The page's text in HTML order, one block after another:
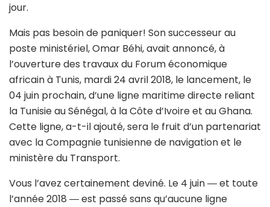
jour.
Mais pas besoin de paniquer! Son successeur au
poste ministériel, Omar Béhi, avait annoncé, à
l’ouverture des travaux du Forum économique
africain à Tunis, mardi 24 avril 2018, le lancement, le
04 juin prochain, d’une ligne maritime directe reliant
la Tunisie au Sénégal, à la Côte d’Ivoire et au Ghana.
Cette ligne, a-t-il ajouté, sera le fruit d’un partenariat
avec la Compagnie tunisienne de navigation et le
ministère du Transport.
Vous l’avez certainement deviné. Le 4 juin ― et toute
l’année 2018 ― est passé sans qu’aucune ligne